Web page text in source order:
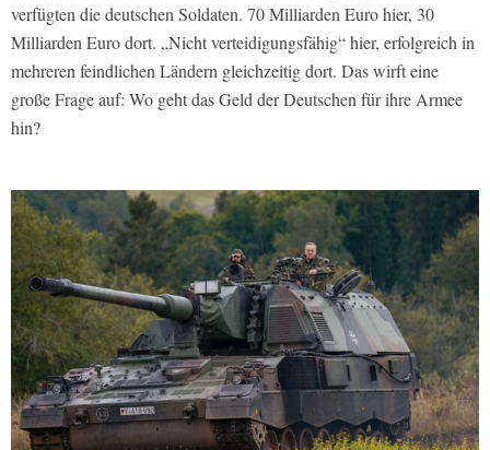
verfügten die deutschen Soldaten. 70 Milliarden Euro hier, 30
Milliarden Euro dort. „Nicht verteidigungsfähig“ hier, erfolgreich in
mehreren feindlichen Ländern gleichzeitig dort. Das wirft eine
große Frage auf: Wo geht das Geld der Deutschen für ihre Armee
hin?